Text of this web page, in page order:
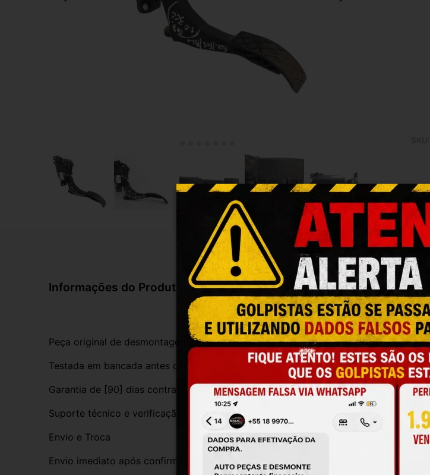
7x
9x
Informações do Produto
Peça original de desmontagem, com procedência e qualidade
Testada em bancada antes do envio
Garantia de [90] dias contra defeitos de funcionamento
Suporte técnico e verificação de compatibilidade antes da compra
Envio e Troca
Envio imediato após confirmação da compra